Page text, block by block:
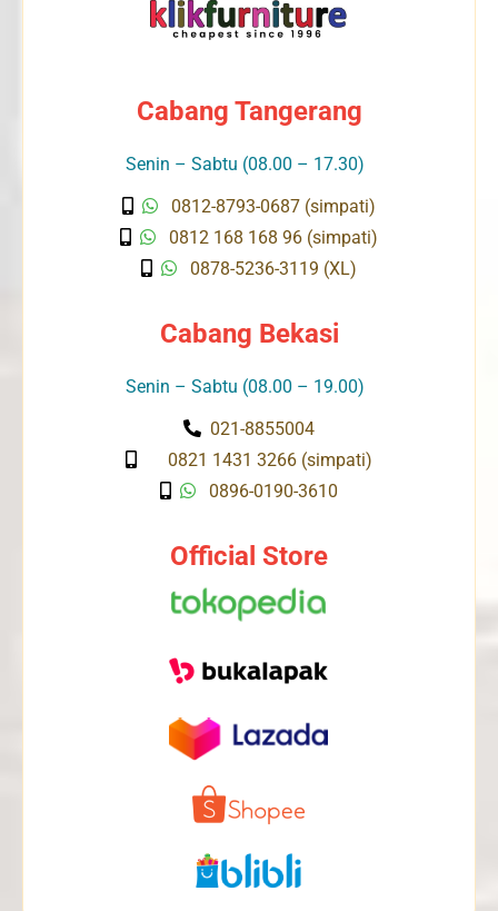
Cabang Tangerang
Senin – Sabtu (08.00 – 17.30)
0812-8793-0687 (simpati)
0812 168 168 96 (simpati)
0878-5236-3119 (XL)
Cabang Bekasi
Senin – Sabtu (08.00 – 19.00)
021-8855004
0821 1431 3266 (simpati)
0896-0190-3610
Official Store